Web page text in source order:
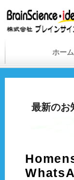
ホーム
最新のお